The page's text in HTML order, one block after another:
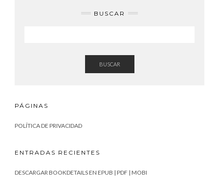
BUSCAR
BUSCAR
PÁGINAS
POLÍTICA DE PRIVACIDAD
ENTRADAS RECIENTES
DESCARGAR BOOKDETAILS EN EPUB | PDF | MOBI